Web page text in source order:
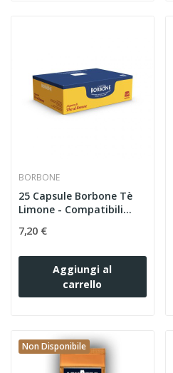
BORBONE
25 Capsule Borbone Tè
Limone - Compatibili...
7,20 €
Aggiungi al
carrello
Non Disponibile